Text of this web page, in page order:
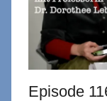
Episode